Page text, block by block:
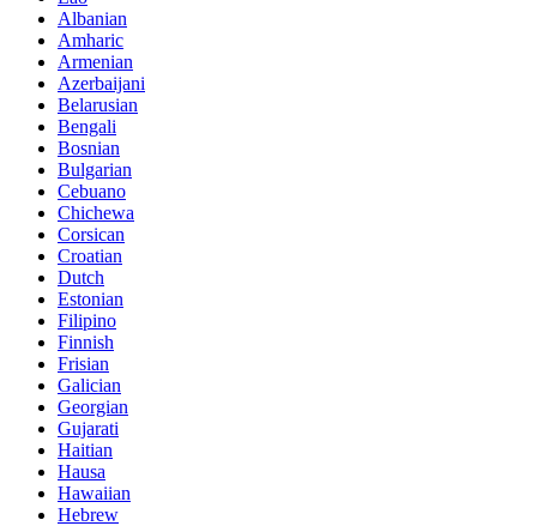
Albanian
Amharic
Armenian
Azerbaijani
Belarusian
Bengali
Bosnian
Bulgarian
Cebuano
Chichewa
Corsican
Croatian
Dutch
Estonian
Filipino
Finnish
Frisian
Galician
Georgian
Gujarati
Haitian
Hausa
Hawaiian
Hebrew